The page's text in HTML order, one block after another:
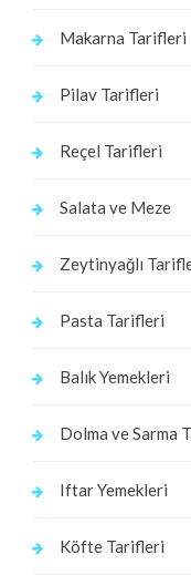
Makarna Tarifleri
Pilav Tarifleri
Reçel Tarifleri
Salata ve Meze
Zeytinyağlı
Pasta Tarifleri
Balık Yemekleri
Dolma ve Sarma
Iftar Yemekleri
Köfte Tarifleri